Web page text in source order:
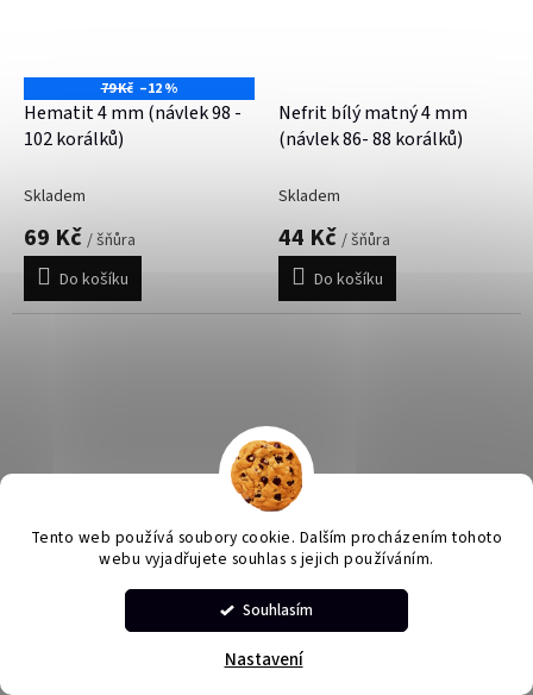
Tento web používá soubory cookie. Dalším procházením tohoto
webu vyjadřujete souhlas s jejich používáním.
Souhlasím
Nastavení
79 Kč –12 %
Hematit 4 mm (návlek 98 -
102 korálků)
Skladem
69 Kč / šňůra
Do košíku
Nefrit bílý matný 4 mm
(návlek 86- 88 korálků)
Skladem
44 Kč / šňůra
Do košíku
Jaspis Picasso 4 mm (návlek
86 - 88 korálků)
Achát stromový 4 mm
(návlek 86 - 88 korálků)
Skladem
45 Kč